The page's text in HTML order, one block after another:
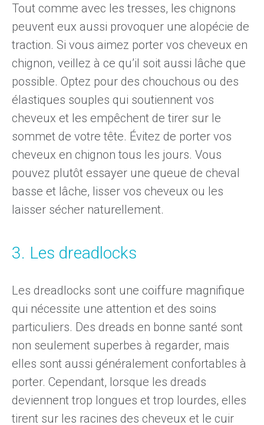
Tout comme avec les tresses, les chignons
peuvent eux aussi provoquer une alopécie de
traction. Si vous aimez porter vos cheveux en
chignon, veillez à ce qu’il soit aussi lâche que
possible. Optez pour des chouchous ou des
élastiques souples qui soutiennent vos
cheveux et les empêchent de tirer sur le
sommet de votre tête. Évitez de porter vos
cheveux en chignon tous les jours. Vous
pouvez plutôt essayer une queue de cheval
basse et lâche, lisser vos cheveux ou les
laisser sécher naturellement.
3. Les dreadlocks
Les dreadlocks sont une coiffure magnifique
qui nécessite une attention et des soins
particuliers. Des dreads en bonne santé sont
non seulement superbes à regarder, mais
elles sont aussi généralement confortables à
porter. Cependant, lorsque les dreads
deviennent trop longues et trop lourdes, elles
tirent sur les racines des cheveux et le cuir